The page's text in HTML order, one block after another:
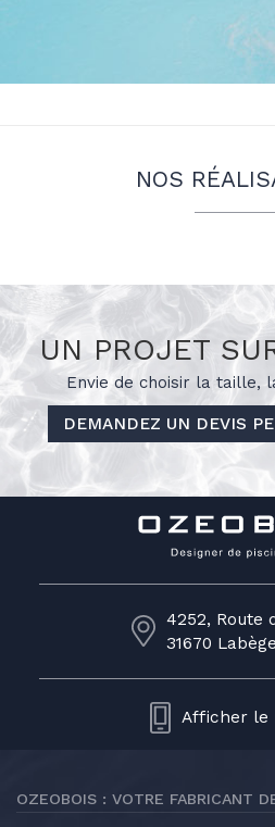
NOS
UN PROJET
Envie de choisir la taille,
DEMANDEZ UN DEVIS
4252, Route
31670 Labège
Afficher le
OZEOBOIS : VOTRE FABRICANT